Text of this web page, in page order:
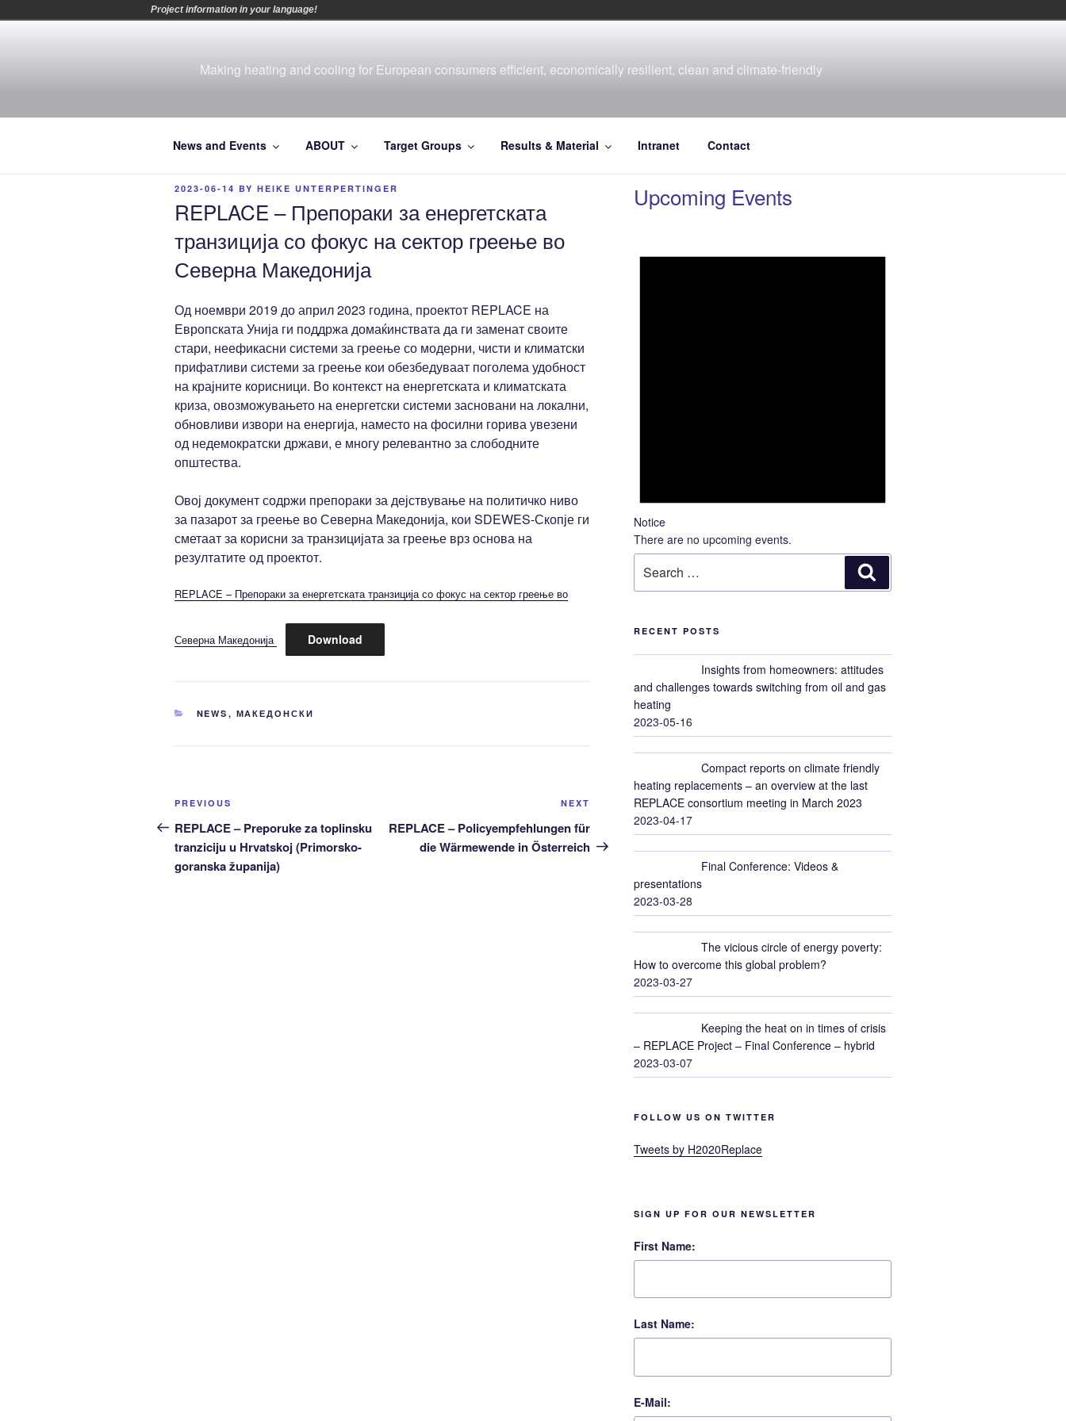
Making heating and cooling for European consumers efficient, economically resilient, clean and climate-friendly
News and Events ABOUT Target Groups Results & Material Intranet Contact
POSTED
2023-06-14 BY HEIKE UNTERPERTINGER
REPLACE – Препораки за енергетската
транзиција со фокус на сектор греење во
Северна Македонија
Од ноември 2019 до април 2023 година, проектот REPLACE на
Европската Унија ги поддржа домаќинствата да ги заменат своите
стари, неефикасни системи за греење со модерни, чисти и климатски
прифатливи системи за греење кои обезбедуваат поголема удобност
на крајните корисници. Во контекст на енергетската и климатската
криза, овозможувањето на енергетски системи засновани на локални,
обновливи извори на енергија, наместо на фосилни горива увезени
од недемократски држави, е многу релевантно за слободните
општества.
Овој документ содржи препораки за дејствување на политичко ниво
за пазарот за греење во Северна Македонија, кои SDEWES-Скопје ги
сметаат за корисни за транзицијата за греење врз основа на
резултатите од проектот.
REPLACE – Препораки за енергетската транзиција со фокус на сектор греење во
Северна Македонија Download
CATEGORIES
NEWS , МАКЕДОНСКИ
Post
navigation
Previous
Post
PREVIOUS
REPLACE – Preporuke za toplinsku
tranziciju u Hrvatskoj (Primorsko-
goranska županija)
Post
NEXT
REPLACE – Policyempfehlungen für
die Wärmewende in Österreich
Upcoming Events
Notice
There are no upcoming events.
for:
RECENT POSTS
Insights from homeowners: attitudes
and challenges towards switching from oil and gas
heating
2023-05-16
Compact reports on climate friendly
heating replacements – an overview at the last
REPLACE consortium meeting in March 2023
2023-04-17
Final Conference: Videos &
presentations
2023-03-28
The vicious circle of energy poverty:
How to overcome this global problem?
2023-03-27
Keeping the heat on in times of crisis
– REPLACE Project – Final Conference – hybrid
2023-03-07
FOLLOW US ON TWITTER
Tweets by H2020Replace
SIGN UP FOR OUR NEWSLETTER
First Name:
Last Name:
E-Mail:
Project information in your language!